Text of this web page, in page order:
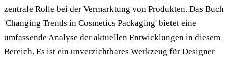
zentrale Rolle bei der Vermarktung von Produkten. Das Buch
'Changing Trends in Cosmetics Packaging' bietet eine
umfassende Analyse der aktuellen Entwicklungen in diesem
Bereich. Es ist ein unverzichtbares Werkzeug für Designer